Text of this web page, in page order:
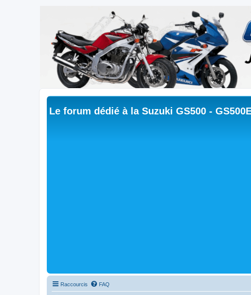
Le forum dédié à la Suzuki GS500 -
Raccourcis FAQ